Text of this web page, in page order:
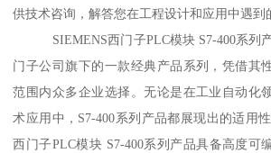
供技术咨询，解答您在工程设计和应用中遇到
SIEMENS西门子PLC模块 S7-400系列产
门子公司旗下的一款经典产品系列，凭借其
范围内众多企业选择。无论是在工业自动化
术应用中，S7-400系列产品都展现出的适用
西门子PLC模块 S7-400系列产品具备高度可